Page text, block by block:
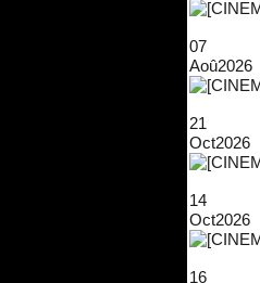
07
Aoû2026
21
Oct2026
14
Oct2026
16